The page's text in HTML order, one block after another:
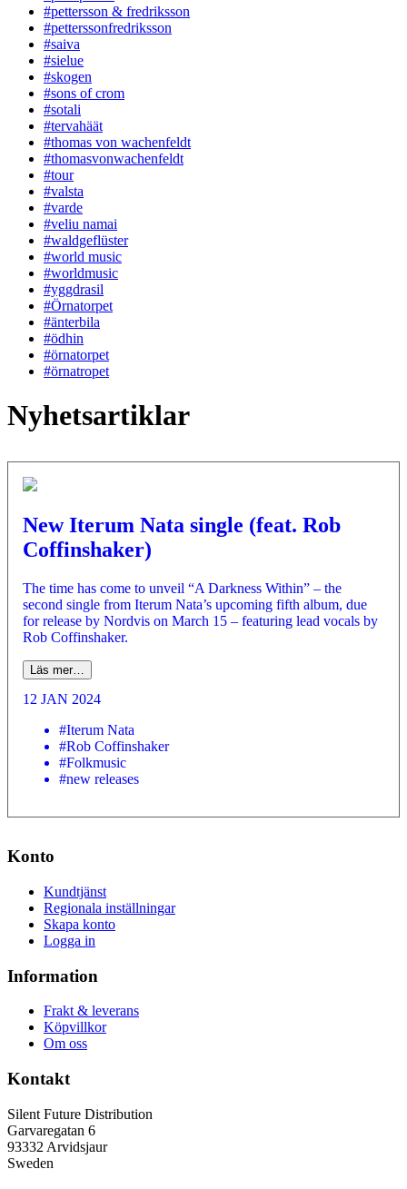
#pettersson & fredriksson
#petterssonfredriksson
#saiva
#sielue
#skogen
#sons of crom
#sotali
#tervahäät
#thomas von wachenfeldt
#thomasvonwachenfeldt
#tour
#valsta
#varde
#veliu namai
#waldgeflüster
#world music
#worldmusic
#yggdrasil
#Örnatorpet
#änterbila
#ödhin
#örnatorpet
#örnatropet
Nyhetsartiklar
New Iterum Nata single (feat. Rob
Coffinshaker)
The time has come to unveil “A Darkness Within” – the
second single from Iterum Nata’s upcoming fifth album, due
for release by Nordvis on March 15 – featuring lead vocals by
Rob Coffinshaker.
Läs mer…
12 JAN 2024
#Iterum Nata
#Rob Coffinshaker
#Folkmusic
#new releases
Konto
Kundtjänst
Regionala inställningar
Skapa konto
Logga in
Information
Frakt & leverans
Köpvillkor
Om oss
Kontakt
Silent Future Distribution
Garvaregatan 6
93332 Arvidsjaur
Sweden